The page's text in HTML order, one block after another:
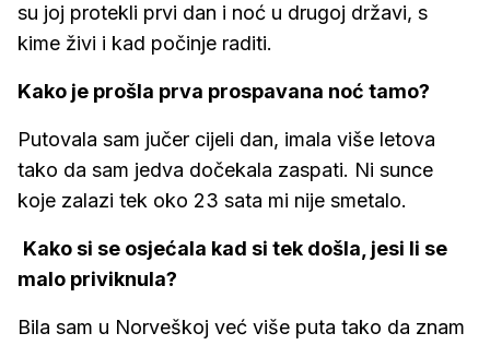
su joj protekli prvi dan i noć u drugoj državi, s
kime živi i kad počinje raditi.
Kako je prošla prva prospavana noć tamo?
Putovala sam jučer cijeli dan, imala više letova
tako da sam jedva dočekala zaspati. Ni sunce
koje zalazi tek oko 23 sata mi nije smetalo.
Kako si se osjećala kad si tek došla, jesi li se
malo priviknula?
Bila sam u Norveškoj već više puta tako da znam